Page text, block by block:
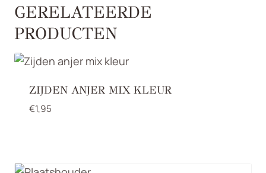
GERELATEERDE
PRODUCTEN
ZIJDEN ANJER MIX KLEUR
€1,95